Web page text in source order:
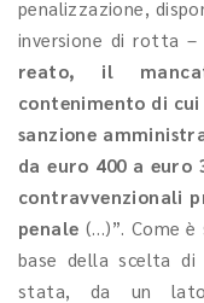
penalizzazione,
inversione di rotta –
reato, il
contenimento di
sanzione
da euro 400 a euro
contravvenzionali
penale (…)”. Come
base della scelta di
stata, da un